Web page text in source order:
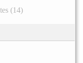
(14)